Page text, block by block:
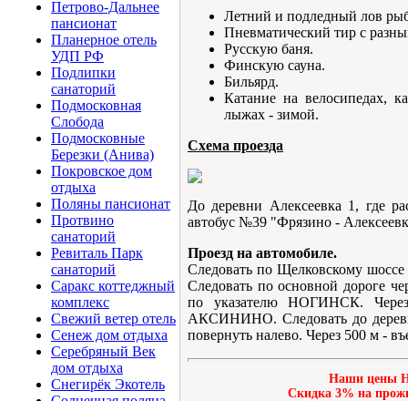
Петрово-Дальнее
пансионат
Планерное отель
УДП РФ
Подлипки
санаторий
Подмосковная
Cлобода
Подмосковные
Березки (Анива)
Покровское дом
отдыха
Поляны пансионат
Протвино
санаторий
Ревиталь Парк
санаторий
Саракс коттеджный
комплекс
Свежий ветер отель
Сенеж дом отдыха
Серебряный Век
дом отдыха
Снегирёк Экотель
Летний и подледный лов
Пневматический тир с
Русскую баня.
Финскую сауна.
Бильярд.
Катание на велосипедах,
лыжах - зимой.
Схема проезда
До деревни Алексеевка 1, где
автобус №39 "Фрязино -
Проезд на автомобиле.
Следовать по Щелковскому
Следовать по основной дороге
по указателю НОГИНСК.
АКСИНИНО. Следовать до
повернуть налево. Через 500 м -
Наши цены
Cкидка 3% на